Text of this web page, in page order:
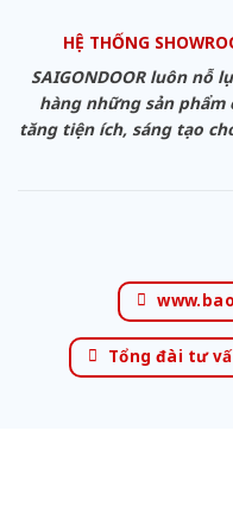
HỆ THỐNG
SAIGONDOOR luôn nỗ
hàng những sản phẩm
tăng tiện ích, sáng tạo
Tổng đài tư